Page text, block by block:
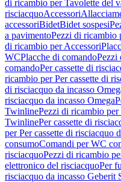
di ricambio per Tavolette del
risciacquoAccessori
accessoriBidetBidet sospesi
a pavimentoPezzi di ricambio
di ricambio per Accessori
WCPlacche di comandoPezzi
comandoPer cassette di
ricambio per Per cassette di
di risciacquo da incasso
risciacquo da incasso Omega
TwinlinePezzi di ricambio per
TwinlinePer cassette di
per Per cassette di risciacquo
consumoComandi per WC
risciacquoPezzi di ricambio
elettronico del risciacquoPer
risciacquo da incasso Geberit